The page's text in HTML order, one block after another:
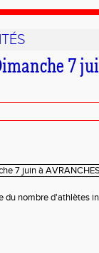
7
du nombre d'athlètes